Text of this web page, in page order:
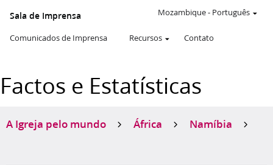
Sala de Imprensa
Comunicados de Imprensa Recursos Contato
Mozambique- Português
Factos e Estatísticas
A Igreja pelo mundo África Namíbia